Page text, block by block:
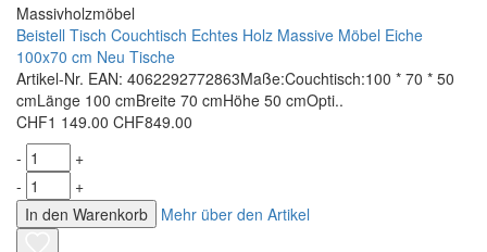
Massivholzmöbel
Beistell Tisch Couchtisch Echtes Holz Massive Möbel Eiche
100x70 cm Neu Tische
Artikel-Nr. EAN: 4062292772863Maße:Couchtisch:100 * 70 * 50
cmLänge 100 cmBreite 70 cmHöhe 50 cmOpti..
CHF1 149.00 CHF849.00
-
+
-
+
In den Warenkorb
Mehr über den Artikel